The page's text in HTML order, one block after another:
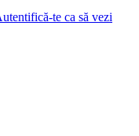
te ca să vezi